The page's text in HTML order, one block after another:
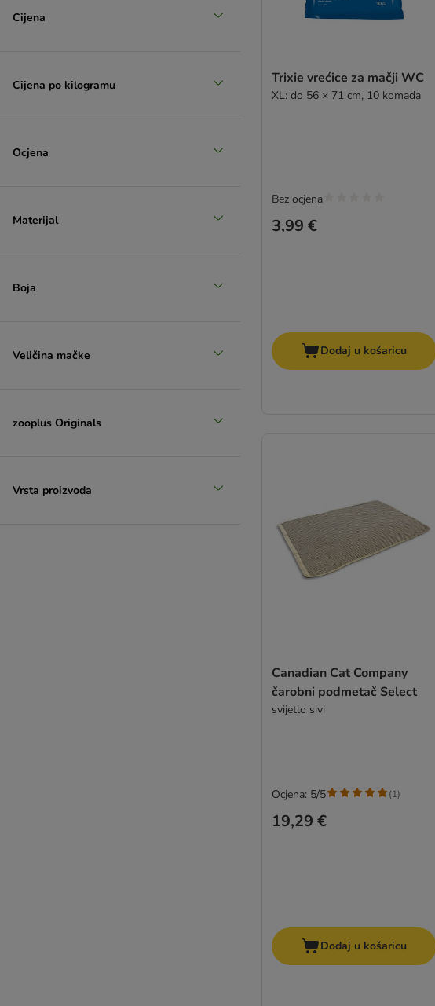
Cijena
Cijena po kilogramu
Ocjena
Materijal
Boja
Veličina mačke
zooplus Originals
Vrsta proizvoda
Trixie vrećice za mačji WC
XL: do 56 × 71 cm, 10 komada
3,99 €
Bez ocjena
Dodaj u košaricu
Canadian Cat Company
čarobni podmetač Select
svijetlo sivi
19,29 €
Ocjena: 5/5 (1)
Dodaj u košaricu